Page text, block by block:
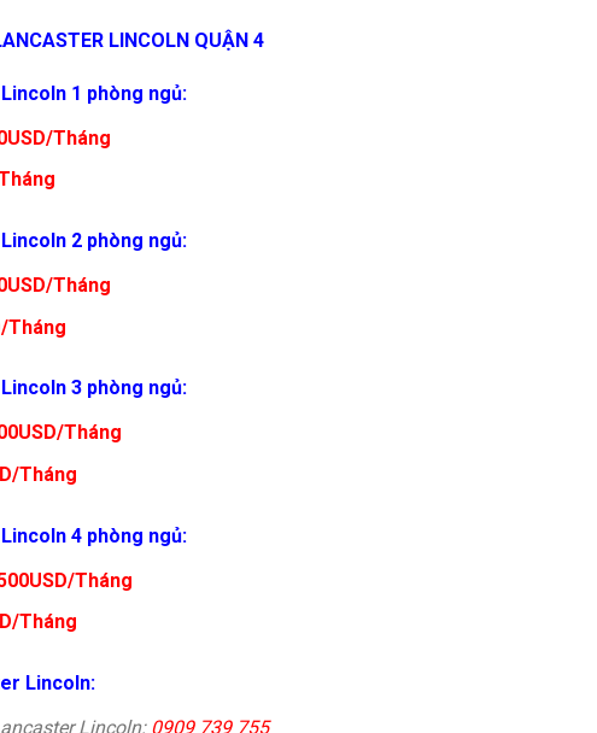
LINCOLN QUẬN 4
1 phòng ngủ:
Tháng
2 phòng ngủ:
Tháng
Tháng
3 phòng ngủ:
Tháng
Tháng
4 phòng ngủ:
Tháng
Tháng
Lincoln:
Lincoln:0909 739 755